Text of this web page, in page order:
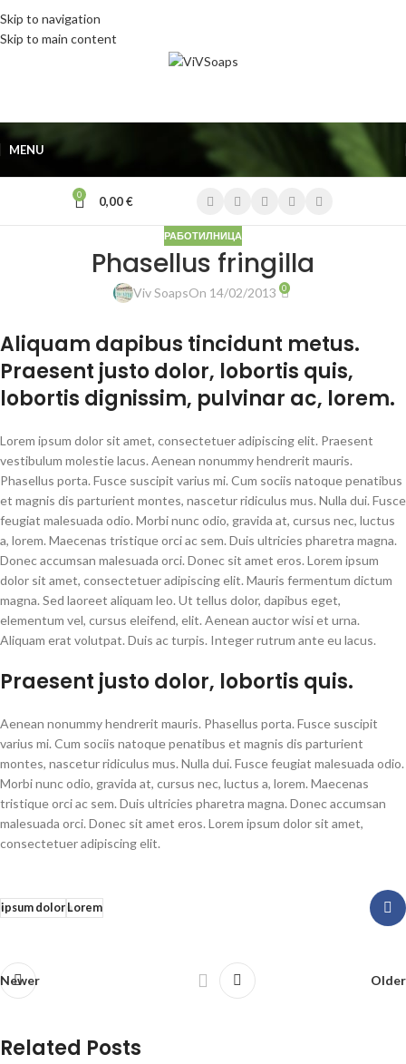
Skip to navigation
Skip to main content
MENU
0 0,00€
РАБОТИЛНИЦА
Phasellus fringilla
Viv SoapsOn 14/02/2013 0
Aliquam dapibus tincidunt metus.
Praesent justo dolor, lobortis quis,
lobortis dignissim, pulvinar ac, lorem.
Lorem ipsum dolor sit amet, consectetuer adipiscing elit. Praesent
vestibulum molestie lacus. Aenean nonummy hendrerit mauris.
Phasellus porta. Fusce suscipit varius mi. Cum sociis natoque penatibus
et magnis dis parturient montes, nascetur ridiculus mus. Nulla dui. Fusce
feugiat malesuada odio. Morbi nunc odio, gravida at, cursus nec, luctus
a, lorem. Maecenas tristique orci ac sem. Duis ultricies pharetra magna.
Donec accumsan malesuada orci. Donec sit amet eros. Lorem ipsum
dolor sit amet, consectetuer adipiscing elit. Mauris fermentum dictum
magna. Sed laoreet aliquam leo. Ut tellus dolor, dapibus eget,
elementum vel, cursus eleifend, elit. Aenean auctor wisi et urna.
Aliquam erat volutpat. Duis ac turpis. Integer rutrum ante eu lacus.
Praesent justo dolor, lobortis quis.
Aenean nonummy hendrerit mauris. Phasellus porta. Fusce suscipit
varius mi. Cum sociis natoque penatibus et magnis dis parturient
montes, nascetur ridiculus mus. Nulla dui. Fusce feugiat malesuada odio.
Morbi nunc odio, gravida at, cursus nec, luctus a, lorem. Maecenas
tristique orci ac sem. Duis ultricies pharetra magna. Donec accumsan
malesuada orci. Donec sit amet eros. Lorem ipsum dolor sit amet,
consectetuer adipiscing elit.
ipsum dolorLorem
Newer Older
Related Posts